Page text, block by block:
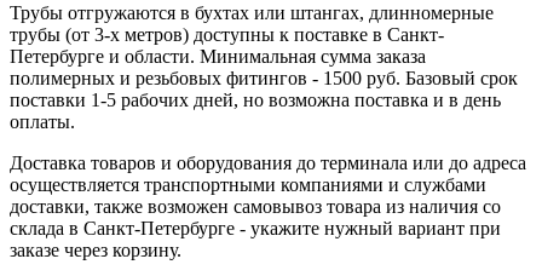
Трубы отгружаются в бухтах или штангах, длинномерные
трубы (от 3-х метров) доступны к поставке в Санкт-
Петербурге и области. Минимальная сумма заказа
полимерных и резьбовых фитингов - 1500 руб. Базовый срок
поставки 1-5 рабочих дней, но возможна поставка и в день
оплаты.
Доставка товаров и оборудования до терминала или до адреса
осуществляется транспортными компаниями и службами
доставки, также возможен самовывоз товара из наличия со
склада в Санкт-Петербурге - укажите нужный вариант при
заказе через корзину.